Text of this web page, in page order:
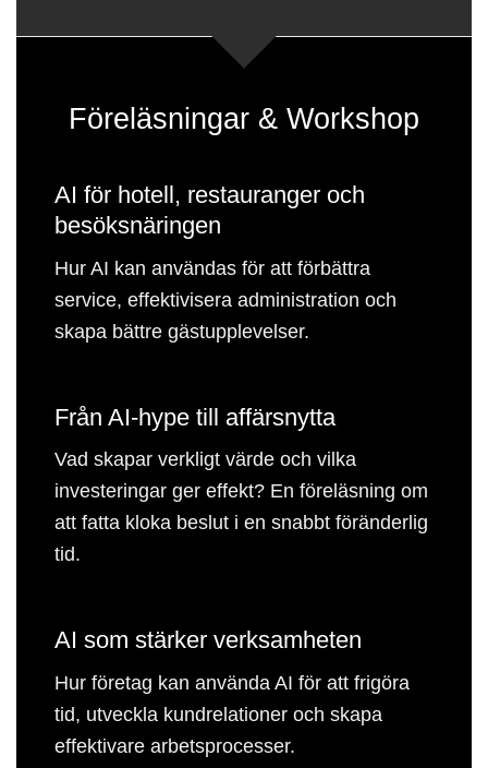
Föreläsningar & Workshop
AI för hotell, restauranger och
besöksnäringen
Hur AI kan användas för att förbättra
service, effektivisera administration och
skapa bättre gästupplevelser.
Från AI-hype till affärsnytta
Vad skapar verkligt värde och vilka
investeringar ger effekt? En föreläsning om
att fatta kloka beslut i en snabbt föränderlig
tid.
AI som stärker verksamheten
Hur företag kan använda AI för att frigöra
tid, utveckla kundrelationer och skapa
effektivare arbetsprocesser.